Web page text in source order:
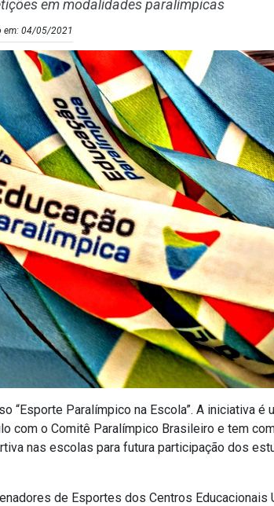
em modalidades paralímpicas
em: 04/05/2021
“Esporte Paralímpico na Escola”. A iniciativa é
com o Comitê Paralímpico Brasileiro e tem
nas escolas para futura participação dos
de Esportes dos Centros Educacionais